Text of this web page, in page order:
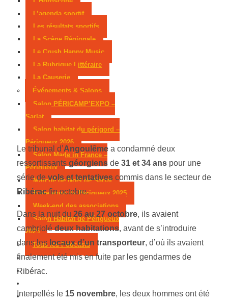
L’agenda sportif
Les résultats sportifs
La Scène Régionale
Le Crush Happy Music
La Rubrique Littéraire
La Causerie
Événements & Salons
Salon PÉRICAMP’EXPO –
Sarlat
Salon habitat du périgord –
Périgueux 2026
Salon Made in France –
Périgueux
Marché de Noël de Sarlat
Foire expo de Périgueux 2025
Week-end des associations
Salon Habitat de Périgueux
2025
Tous les Podcasts
Municipales 2026
Jeux
Emploi
Le tribunal d’Angoulême a condamné deux
ressortissants géorgiens de 31 et 34 ans pour une
série devols et tentatives commis dans le secteur de
Ribéracfin octobre.
Dans la nuit du 26 au 27 octobre, ils avaient
cambriolédeux habitations, avant de s’introduire
dans les locaux d’un transporteur, d’où ils avaient
finalement été mis en fuite par les gendarmes de
Ribérac.
Interpellés le 15 novembre, les deux hommes ont été